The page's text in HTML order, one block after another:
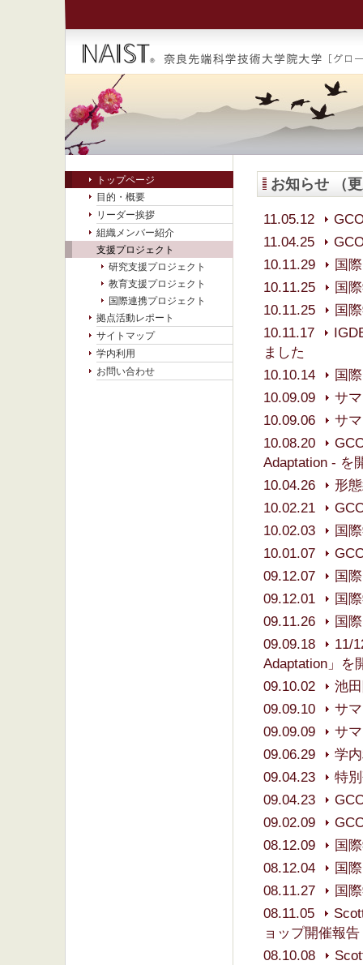
お知らせ （
11.05.12
11.04.25
10.11.29
国
10.11.25
国
10.11.25
国
10.11.17
ました
10.10.14
国
10.09.09
サ
10.09.06
サ
10.08.20
Adaptation - を
10.04.26
形
10.02.21
10.02.03
国
10.01.07
09.12.07
国
09.12.01
国
09.11.26
国
09.09.18
11/
Adaptation」を
09.10.02
池
09.09.10
サ
09.09.09
サ
09.06.29
学
09.04.23
特
09.04.23
09.02.09
08.12.09
国
08.12.04
国
08.11.27
国
08.11.05
ョップ開催報告
08.10.08
トップページ
目的・概要
リーダー挨拶
組織メンバー紹介
支援プロジェクト
研究支援プロジェクト
教育支援プロジェクト
国際連携プロジェクト
拠点活動レポート
サイトマップ
学内利用
お問い合わせ